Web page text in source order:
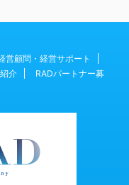
営顧問・経営サポート
介
RADパートナー募